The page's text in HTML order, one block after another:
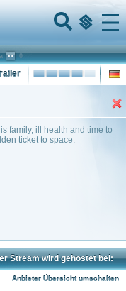
Menu
family, ill health and time to
ticket to space.
0
Stream wird gehostet bei:
Anbieter Übersicht umschalten